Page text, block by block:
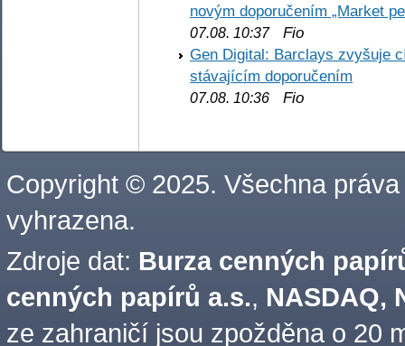
novým doporučením „Market
07.08. 10:37Fio
Gen Digital: Barclays zvyšuje
stávajícím doporučením
07.08. 10:36 Fio
Copyright © 2025. Všechna práva
vyhrazena.
Zdroje dat: Burza cenných
cenných papírů a.s., NASDAQ,
ze zahraničí jsou zpožděna o 20